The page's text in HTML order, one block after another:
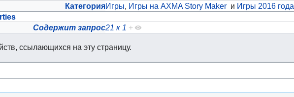
КатегорияИгры, Игры на AXMA Story Maker и Игры 2016 года
Содержит запрос21 к 1 +
ссылающихся на эту страницу.